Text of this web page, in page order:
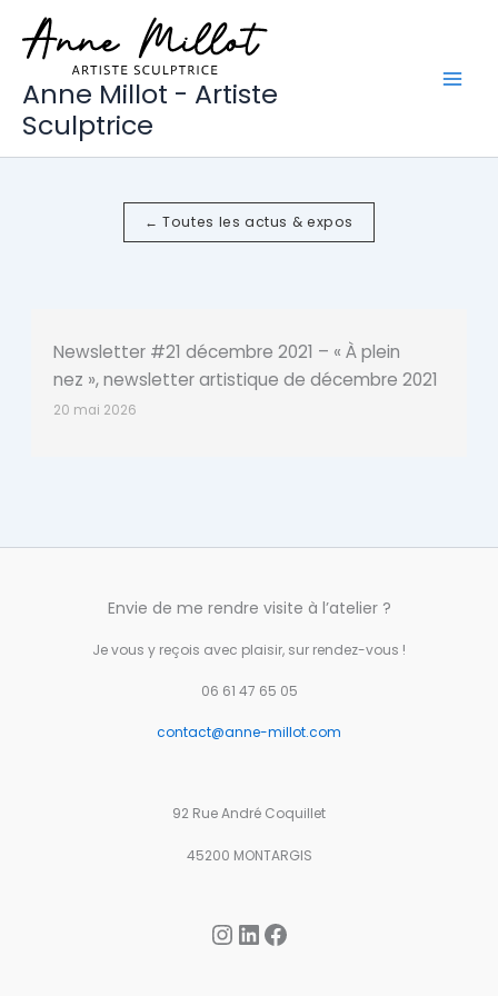
contenu
Anne Millot - Artiste
Sculptrice
← Toutes les actus & expos
Newsletter #21 décembre 2021 – « À plein
nez », newsletter artistique de décembre 2021
20 mai 2026
Envie de me rendre visite à l’atelier ?
Je vous y reçois avec plaisir, sur rendez-vous !
06 61 47 65 05
contact@anne-millot.com
92 Rue André Coquillet
45200 MONTARGIS
Instagram
LinkedInFacebook